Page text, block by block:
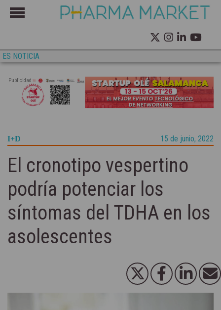
ES NOTICIA
Publicidad
I+D 15 de junio, 2022
El cronotipo vespertino
podría potenciar los
síntomas del TDHA en los
asolescentes